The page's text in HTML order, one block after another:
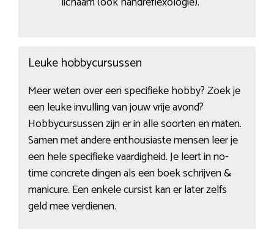
Leuke hobbycursussen
Meer weten over een specifieke hobby? Zoek je
een leuke invulling van jouw vrije avond?
Hobbycursussen zijn er in alle soorten en maten.
Samen met andere enthousiaste mensen leer je
een hele specifieke vaardigheid. Je leert in no-
time concrete dingen als een boek schrijven &
manicure. Een enkele cursist kan er later zelfs
geld mee verdienen.